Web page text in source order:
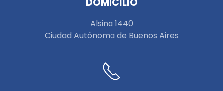
DOMICILIO
Alsina 1440
Ciudad Autónoma de Buenos Aires